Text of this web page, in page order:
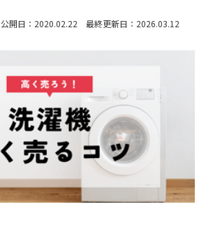
公開日：2020.02.22 最終更新日：2026.03.12